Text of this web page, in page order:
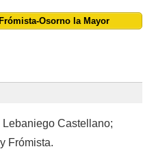
Osorno la Mayor
Castellano;
Frómista.